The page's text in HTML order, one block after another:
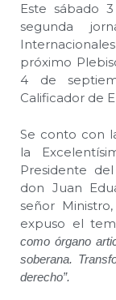
Este sábado
segunda
próximo
4 de
Calificador de
Se conto con
la
Presidente
don Juan
señor
expuso el
como órgano
soberana.
derecho”.